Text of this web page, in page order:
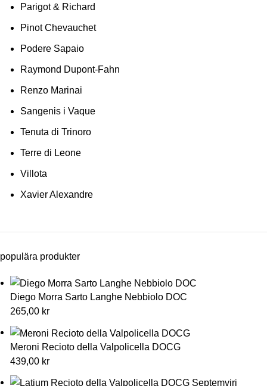
Parigot & Richard
Pinot Chevauchet
Podere Sapaio
Raymond Dupont-Fahn
Renzo Marinai
Sangenis i Vaque
Tenuta di Trinoro
Terre di Leone
Villota
Xavier Alexandre
populära produkter
Diego Morra Sarto Langhe Nebbiolo DOC
265,00 kr
Meroni Recioto della Valpolicella DOCG
439,00 kr